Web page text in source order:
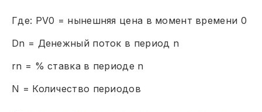
Где: PV0 = нынешняя цена в момент времени 0
Dn = Денежный поток в период n
rn = % ставка в периоде n
N = Количество периодов